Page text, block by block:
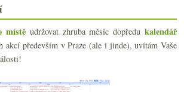
Delamain
a vinné vzdělávání
a krásný Savagnin z Jury
od Ráspiho
z magnumky
ryzlink z Rangenu
místě udržovat zhruba měsíc dopředukalendář
akcí především v Praze (ale i jinde), uvítám Vaše